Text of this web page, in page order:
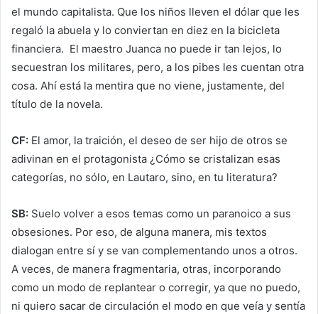
el mundo capitalista. Que los niños lleven el dólar que les
regaló la abuela y lo conviertan en diez en la bicicleta
financiera. El maestro Juanca no puede ir tan lejos, lo
secuestran los militares, pero, a los pibes les cuentan otra
cosa. Ahí está la mentira que no viene, justamente, del
título de la novela.
CF: El amor, la traición, el deseo de ser hijo de otros se
adivinan en el protagonista ¿Cómo se cristalizan esas
categorías, no sólo, en Lautaro, sino, en tu literatura?
SB: Suelo volver a esos temas como un paranoico a sus
obsesiones. Por eso, de alguna manera, mis textos
dialogan entre sí y se van complementando unos a otros.
A veces, de manera fragmentaria, otras, incorporando
como un modo de replantear o corregir, ya que no puedo,
ni quiero sacar de circulación el modo en que veía y sentía